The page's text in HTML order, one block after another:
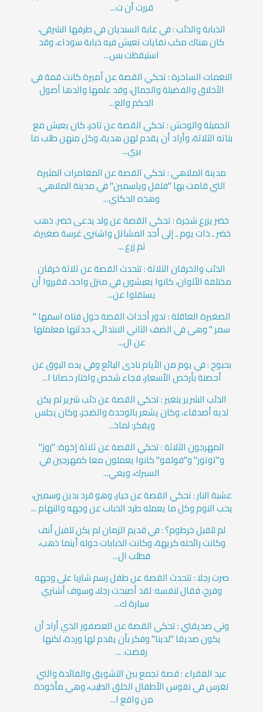
قررت أن ت...
الذبابة والذئب : في غابة السنديان في طرفها الشرقي،
كان هناك مكب نفايات تعيش فيه ذبابة سوداء، وقد
استيقظت بس...
النغمات الساحرة : تحكي القصة عن أميرة كانت قمة في
الأخلاق والفضيلة والجمال، وقد علمها والدها أصول
الحكم والع...
الجميلة والوحش : تحكي القصة عن تاجر، كان يعيش مع
بناته الثلاثة، وأراد أن يقدم لهن هدية، وكل منهن طلب ما
يري...
مدينة الملاهي : تحكي القصة عن المغامرات المثيرة
التي قامت بها "فلفل وياسمين" في مدينة الملاهي.
وهذه الحكاي...
خضر يزرع شجرة : تحكي القصة عن ولد يدعى خضر. ذهب
خضر ـ ذات يوم ـ إلى أحد المشاتل واشترى غرسة صغيرة،
ثم زرع ...
الذئب والخرفان الثلاثة : تتحدث القصة عن ثلاثة خرفان
مختلفة الألوان، كانوا يعيشون في منزل واحد، فقرروا أن
يستقلوا عن...
الصغيرة العاقلة : تدور أحداث القصة حول فتاه اسمها "
سمر " وهي في الصف الثاني الابتدائي، حدثتها معلمتها
عن ال...
بحبوح : في يوم من الأيام نادى البائع وفي يده البوق عن
أحصنة بأرخص الأسعار، فجاء شخص واختار حصانا ا...
الذئب الشرير يتغير : تحكي القصة عن ذئب شرير لم يكن
لديه أصدقاء، وكان يشعر بالوحدة والضجر، وكان يجلس
ويفكر: لماذ...
المهرجون الثلاثة : تحكي القصة عن ثلاثة إخوة: "زوز"
و"توتور" و"فولفو" كانوا يعملون معا كمهرجين في
السيرك، ويعي...
عشبة النار : تحكي القصة عن حيار، وهو قرد بدين وسمين،
يحب النوم وكل ما يعمله طرد الذباب عن وجهه والتهام ...
لم للفيل خرطوم؟ : في قديم الزمان لم يكن للفيل أنف
وكانت رائحته كريهة، وكانت الذبابات حوله أينما ذهب،
فطلب ال...
صرت رجلا : تتحدث القصة عن طفل رسم شاربا على وجهه
وفرح، فقال لنفسه: لقد أصبحت رجلا، وسوف أشتري
سيارة ك...
وني صديقتي : تحكي القصة عن العصفور الذي أراد أن
يكون صديقا "لدينا" وفكر بأن يقدم لها وردة، لكنها
رفضت. ...
عيد الفقراء : قصة تجمع بين التشويق والفائدة والتي
تغرس في نفوس الأطفال الخلق الطيب، وهي مأخوذة
من واقع ا...